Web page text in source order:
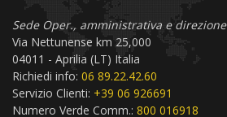
Sede Oper., amministrativa e direzione
Via Nettunense km 25,000
04011 - Aprilia (LT) Italia
Richiedi info: 06 89.22.42.60
Servizio Clienti: +39 06 926691
Numero Verde Comm.: 800 016918